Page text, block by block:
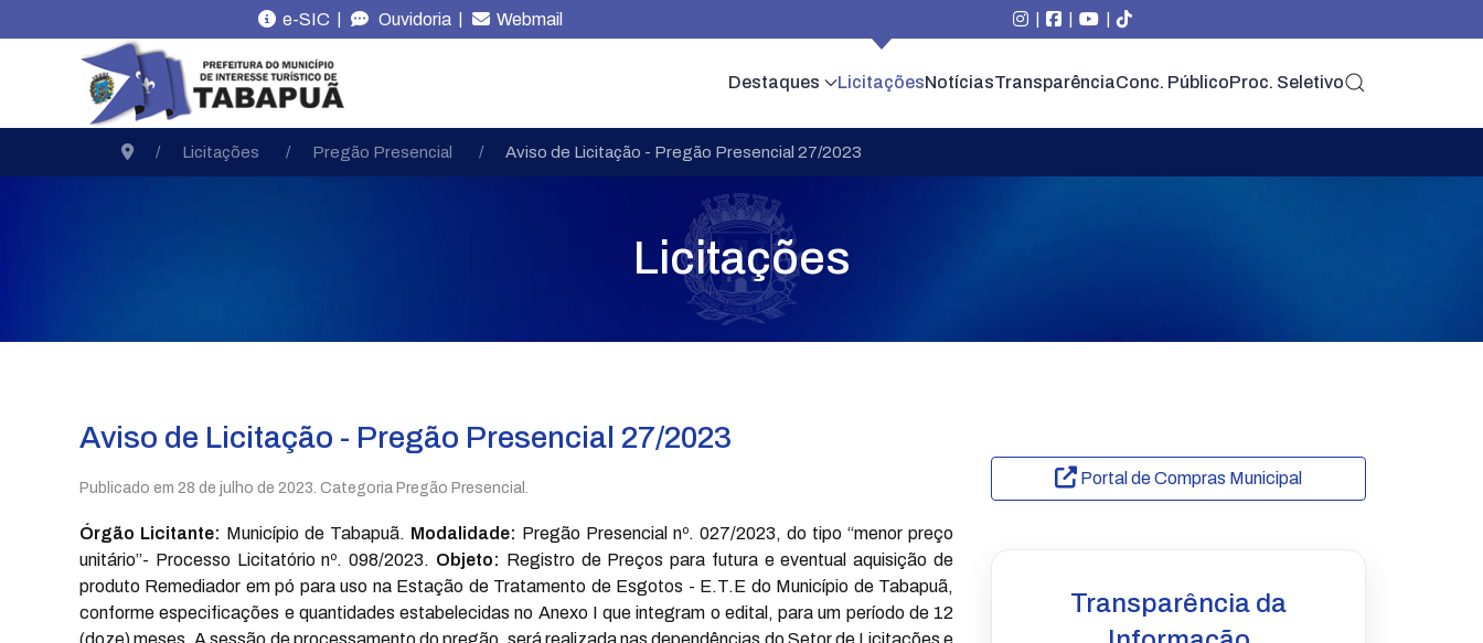
e-SIC | Ouvidoria | Webmail | | |
Destaques LicitaçõesNotíciasTransparênciaConc. PúblicoProc. Seletivo
Licitações Pregão Presencial Aviso de Licitação - Pregão Presencial 27/2023
Licitações
Aviso de Licitação - Pregão Presencial 27/2023
Publicado em 28 de julho de 2023 . Categoria Pregão Presencial.
Órgão Licitante: Município de Tabapuã. Modalidade: Pregão Presencial nº. 027/2023, do tipo “menor preço
unitário”- Processo Licitatório nº. 098/2023. Objeto: Registro de Preços para futura e eventual aquisição de
produto Remediador em pó para uso na Estação de Tratamento de Esgotos - E.T.E do Município de Tabapuã,
conforme especificações e quantidades estabelecidas no Anexo I que integram o edital, para um período de 12
(doze) meses. A sessão de processamento do pregão, será realizada nas dependências do Setor de Licitações e
Portal de Compras Municipal
Transparência da